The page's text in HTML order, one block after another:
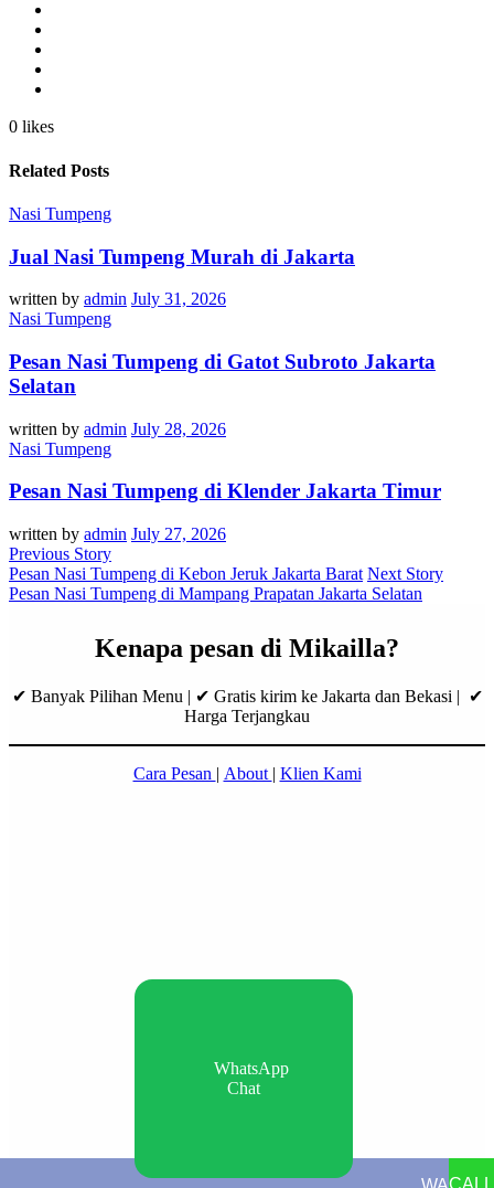
0 likes
Related Posts
Nasi Tumpeng
Jual Nasi Tumpeng Murah di Jakarta
written by admin July 31, 2026
Nasi Tumpeng
Pesan Nasi Tumpeng di Gatot Subroto Jakarta
Selatan
written by admin July 28, 2026
Nasi Tumpeng
Pesan Nasi Tumpeng di Klender Jakarta Timur
written by admin July 27, 2026
Previous Story
Pesan Nasi Tumpeng di Kebon Jeruk Jakarta Barat Next Story
Pesan Nasi Tumpeng di Mampang Prapatan Jakarta Selatan
Kenapa pesan di Mikailla?
✔ Banyak Pilihan Menu | ✔ Gratis kirim ke Jakarta dan Bekasi | ✔
Harga Terjangkau
Cara Pesan | About | Klien Kami
CALL
WhatsApp
Chat